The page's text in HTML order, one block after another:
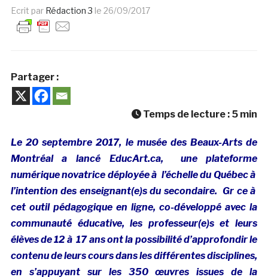
Ecrit par Rédaction 3 le 26/09/2017
Partager :
Temps de lecture : 5 min
Le 20 septembre 2017, le musée des Beaux-Arts de
Montréal a lancé EducArt.ca, une plateforme
numérique novatrice déployée à l’échelle du Québec à
l’intention des enseignant(e)s du secondaire.Gr ce à
cet outil pédagogique en ligne, co-développé avec la
communauté éducative, les professeur(e)s et leurs
élèves de 12 à 17 ans ont la possibilité d’approfondir le
contenu de leurs cours dans les différentes disciplines,
en s’appuyant sur les 350 œuvres issues de la